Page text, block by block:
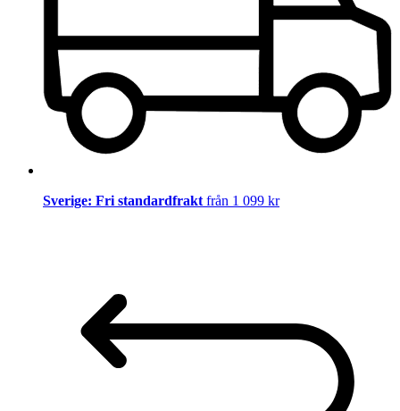
Sverige: Fri standardfrakt från 1 099 kr